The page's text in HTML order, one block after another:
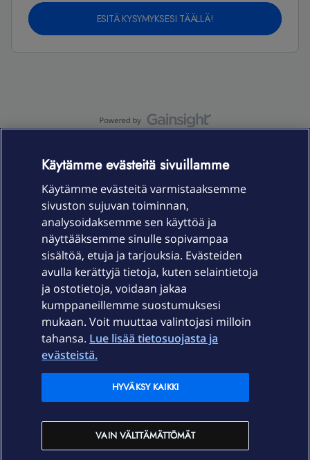
ESITÄ KYSYMYKSESI TÄÄLLÄ!
Laitteet & liittymät
Palvelut
Ajankohtaista
Elisa Oyj
In English
Käytämme evästeitä sivuillamme
Käytämme evästeitä varmistaaksemme
sivuston sujuvan toiminnan,
analysoidaksemme sen käyttöä ja
näyttääksemme sinulle sopivampaa
sisältöä, etuja ja tarjouksia. Evästeiden
avulla kerättyjä tietoja, kuten selaintietoja
ja ostotietoja, voidaan jakaa
kumppaneillemme suostumuksesi
mukaan. Voit muuttaa valintojasi milloin
tahansa. Lue lisää tietosuojasta ja
evästeistä.
VAIN VÄLTTÄMÄTTÖMÄT
HYVÄKSY KAIKKI